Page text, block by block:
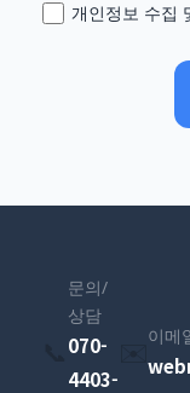
개인정보 수집
문의/
상담
070-
4403-
이메